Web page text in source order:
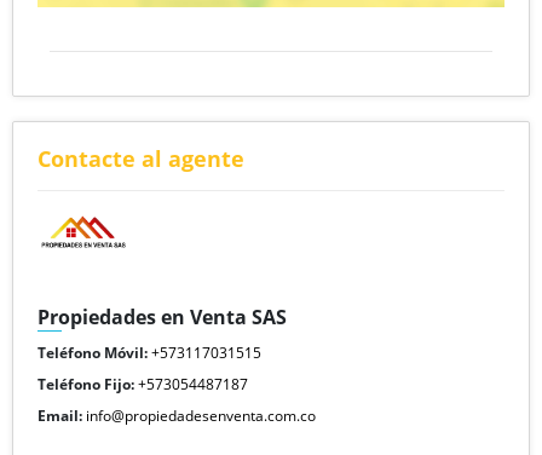
Contacte al agente
Propiedades en Venta SAS
Teléfono Móvil:+573117031515
Teléfono Fijo:+573054487187
Email: info@propiedadesenventa.com.co